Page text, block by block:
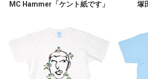
MC Hammer「ケント紙です」 塚